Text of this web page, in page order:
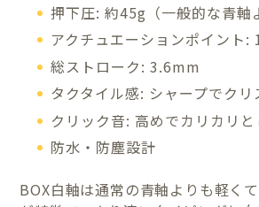
押下圧: 約45g（一般的な青軸
アクチュエーションポイント:
総ストローク: 3.6mm
タクタイル感: シャープでクリ
クリック音: 高めでカリカリ
防水・防塵設計
BOX白軸は通常の青軸よりも軽く